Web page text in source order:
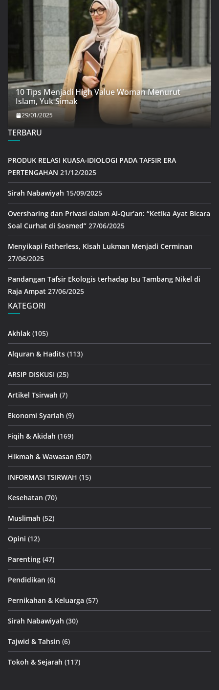
10 Tips Menjadi High Value Woman Menurut
Islam, Yuk Simak
29/01/2025
TERBARU
PRODUK RELASI KUASA-IDIOLOGI PADA TAFSIR ERA
PERTENGAHAN 21/12/2025
Sirah Nabawiyah 15/09/2025
Oversharing dan Privasi dalam Al-Qur’an: “Ketika Ayat Bicara
Soal Curhat di Sosmed” 27/06/2025
Menyikapi Fatherless, Kisah Lukman Menjadi Cerminan
27/06/2025
Pandangan Tafsir Ekologis terhadap Isu Tambang Nikel di
Raja Ampat 27/06/2025
KATEGORI
Akhlak (105)
Alquran & Hadits (113)
ARSIP DISKUSI (25)
Artikel Tsirwah (7)
Ekonomi Syariah (9)
Fiqih & Akidah (169)
Hikmah & Wawasan (507)
INFORMASI TSIRWAH (15)
Kesehatan (70)
Muslimah (52)
Opini (12)
Parenting (47)
Pendidikan (6)
Pernikahan & Keluarga (57)
Sirah Nabawiyah (30)
Tajwid & Tahsin (6)
Tokoh & Sejarah (117)